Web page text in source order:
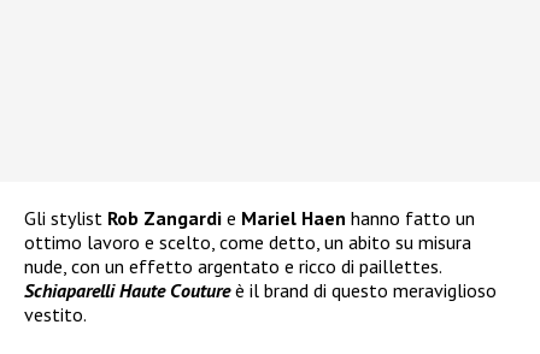
Gli stylist Rob Zangardi e Mariel Haen hanno fatto un
ottimo lavoro e scelto, come detto, un abito su misura
nude, con un effetto argentato e ricco di paillettes.
Schiaparelli Haute Coutureè il brand di questo meraviglioso
vestito.